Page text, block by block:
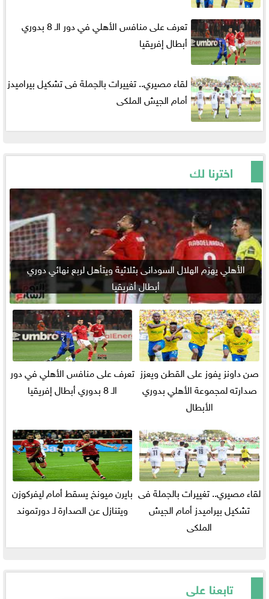
الدوري المصري
دوري أبطال أفريقيا
تعرف على منافس الأهلي في دور الـ 8 بدوري
أبطال إفريقيا
لقاء مصيري.. تغييرات بالجملة فى تشكيل بيراميدز
أمام الجيش الملكى
اخترنا لك
الأهلي يهزم الهلال السودانى بثلاثية ويتأهل لربع نهائي دوري
أبطال أفريقيا
صن داونز يفوز على القطن ويعزز
صدارته لمجموعة الأهلي بدوري
الأبطال
تعرف على منافس الأهلي في دور
الـ 8 بدوري أبطال إفريقيا
لقاء مصيري.. تغييرات بالجملة فى
تشكيل بيراميدز أمام الجيش
الملكى
بايرن ميونخ يسقط أمام ليفركوزن
ويتنازل عن الصدارة لـ دورتموند
تابعنا على